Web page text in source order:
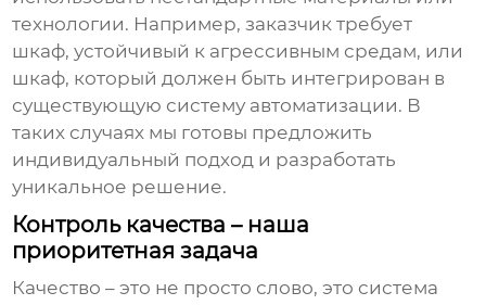
технологии. Например, заказчик требует
шкаф, устойчивый к агрессивным средам, или
шкаф, который должен быть интегрирован в
существующую систему автоматизации. В
таких случаях мы готовы предложить
индивидуальный подход и разработать
уникальное решение.
Контроль качества – наша
приоритетная задача
Качество – это не просто слово, это система